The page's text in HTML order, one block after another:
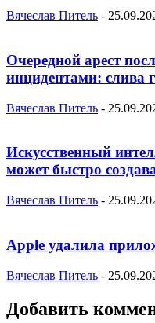
Вячеслав Питель -
Очередной арест
инцидентами: слива
Вячеслав Питель -
Искусственный
может быстро
Вячеслав Питель -
Apple удалила
Вячеслав Питель -
Добавить